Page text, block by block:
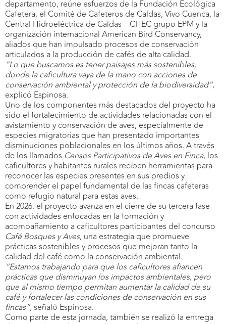
departamento, reúne esfuerzos de la Fundación Ecológica
Cafetera, el Comité de Cafeteros de Caldas, Vivo Cuenca, la
Central Hidroeléctrica de Caldas – CHEC grupo EPM y la
organización internacional American Bird Conservancy,
aliados que han impulsado procesos de conservación
articulados a la producción de cafés de alta calidad.
“Lo que buscamos es tener paisajes más sostenibles,
donde la caficultura vaya de la mano con acciones de
conservación ambiental y protección de la biodiversidad”,
explicó Espinosa.
Uno de los componentes más destacados del proyecto ha
sido el fortalecimiento de actividades relacionadas con el
avistamiento y conservación de aves, especialmente de
especies migratorias que han presentado importantes
disminuciones poblacionales en los últimos años. A través
de los llamados Censos Participativos de Aves en Finca, los
caficultores y habitantes rurales reciben herramientas para
reconocer las especies presentes en sus predios y
comprender el papel fundamental de las fincas cafeteras
como refugio natural para estas aves.
En 2026, el proyecto avanza en el cierre de su tercera fase
con actividades enfocadas en la formación y
acompañamiento a caficultores participantes del concurso
Café Bosques y Aves, una estrategia que promueve
prácticas sostenibles y procesos que mejoran tanto la
calidad del café como la conservación ambiental.
“Estamos trabajando para que los caficultores afiancen
prácticas que disminuyan los impactos ambientales, pero
que al mismo tiempo permitan aumentar la calidad de su
café y fortalecer las condiciones de conservación en sus
fincas”, señaló Espinosa.
Como parte de esta jornada, también se realizó la entrega